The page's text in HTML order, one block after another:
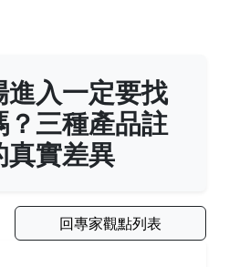
進入一定要找
？三種產品註
真實差異
回專家觀點列表